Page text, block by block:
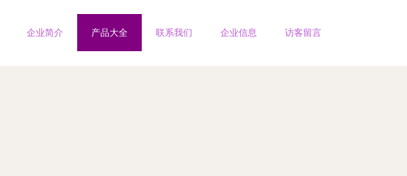
企业简介 产品大全 联系我们 企业信息 访客留言